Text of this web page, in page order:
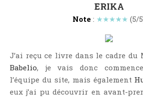
Horreur
Humour
ERIKA
Note : ★★★★★ (5/
J’ai reçu ce livre dans le cadre du
Babelio, je vais donc
l’équipe du site, mais également
eux j’ai pu découvrir en avant-